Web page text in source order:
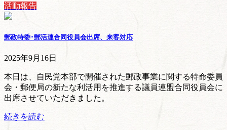
活動報告
郵政特委･郵活連合同役員会出席、来客対応
2025年9月16日
本日は、自民党本部で開催された郵政事業に関する特命委員
会・郵便局の新たな利活用を推進する議員連盟合同役員会に
出席させていただきました。
続きを読む